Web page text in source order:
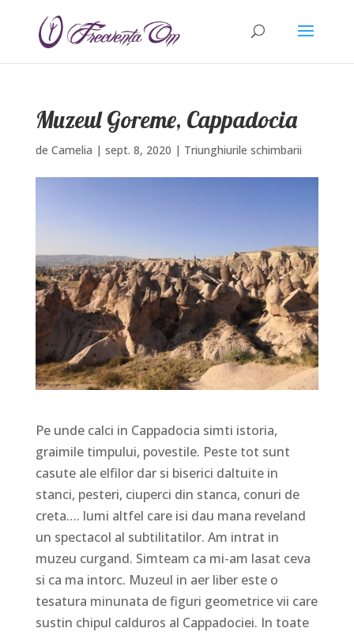
Muzeul Goreme, Cappadocia
de Camelia | sept. 8, 2020 | Triunghiurile schimbarii
Pe unde calci in Cappadocia simti istoria,
graimile timpului, povestile. Peste tot sunt
casute ale elfilor dar si biserici daltuite in
stanci, pesteri, ciuperci din stanca, conuri de
creta…. lumi altfel care isi dau mana reveland
un spectacol al subtilitatilor. Am intrat in
muzeu curgand. Simteam ca mi-am lasat ceva
si ca ma intorc. Muzeul in aer liber este o
tesatura minunata de figuri geometrice vii care
sustin chipul calduros al Cappadociei. In toate